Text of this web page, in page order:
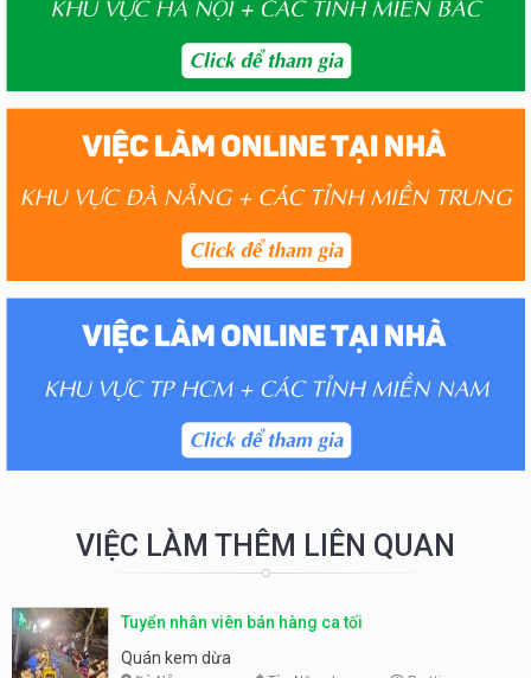
VIỆC LÀM THÊM LIÊN QUAN
Tuyển nhân viên bán hàng ca tối
Quán kem dừa